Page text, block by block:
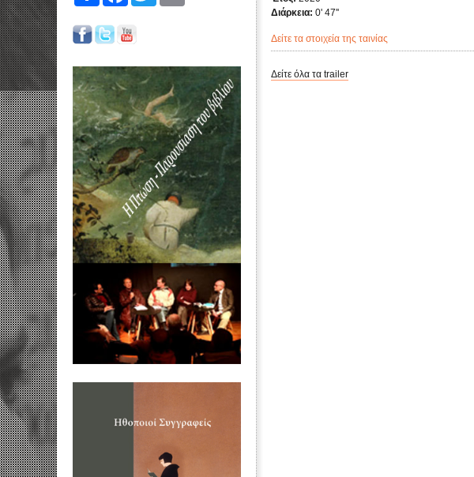
Διάρκεια: 0' 47''
Δείτε τα στοιχεία της ταινίας
Δείτε όλα τα trailer